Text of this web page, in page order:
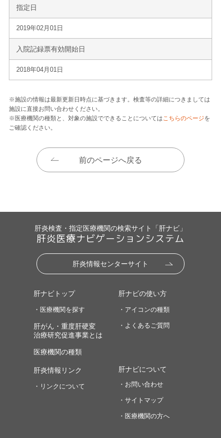
指定日
2019年02月01日
入院記録票有効開始日
2018年04月01日
※施設の情報は最新更新日時点に基づきます。検査等の詳細につきましては
施設に直接お問い合わせください。
※医療機関の種類と、対象の施設でできることについてはこちらのページを
ご確認ください。
前のページへ戻る
肝炎検査・指定医療機関の検索サイト「肝ナビ」
肝炎医療ナビゲーションシステム
肝炎情報センターサイト
肝ナビトップ
・医療機関を探す
肝がん・重度肝硬変
治療研究促進事業とは
医療機関の種類
肝ナビの使い方
・アイコンの種類
・よくあるご質問
肝炎情報リンク
・リンクについて
肝ナビについて
・お問い合わせ
・サイトマップ
・医療機関の方へ